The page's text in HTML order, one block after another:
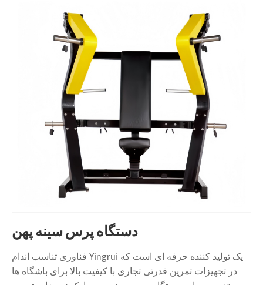
دستگاه پرس سینه پهن
فناوری تناسب اندام Yingrui یک تولید کننده حرفه ای است که
در تجهیزات تمرین قدرتی تجاری با کیفیت بالا برای باشگاه ها